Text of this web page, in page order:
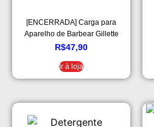
[ENCERRADA] Carga para
Aparelho de Barbear Gillette
Mach3 – Leve 8 Pague 6
R$47,90
Ir à loja